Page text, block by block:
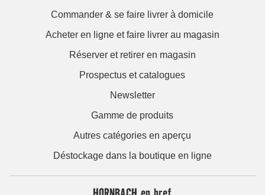
Commander & se faire livrer à domicile
Acheter en ligne et faire livrer au magasin
Réserver et retirer en magasin
Prospectus et catalogues
Newsletter
Gamme de produits
Autres catégories en aperçu
Déstockage dans la boutique en ligne